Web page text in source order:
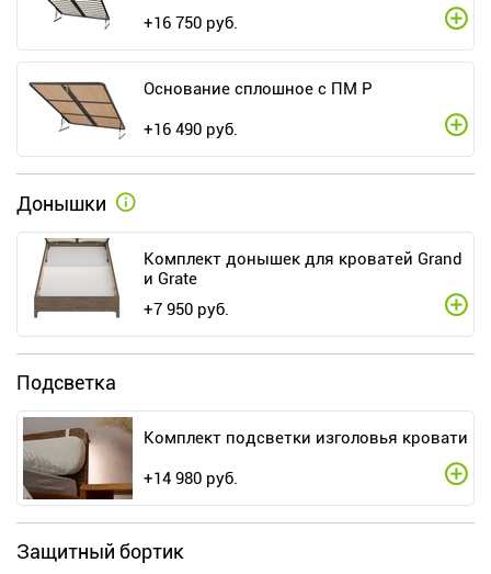
+16 750 руб.
Основание сплошное с ПМ Р
+16 490 руб.
Донышки
Комплект донышек для кроватей Grand
и Grate
+7 950 руб.
Подсветка
Комплект подсветки изголовья кровати
+14 980 руб.
Защитный бортик